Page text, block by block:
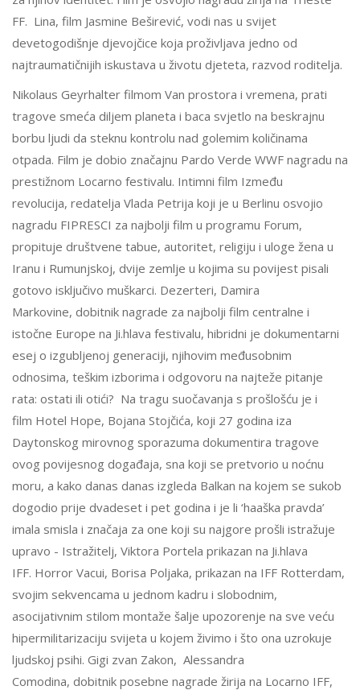
FF. Lina, film Jasmine Beširević, vodi nas u svijet
devetogodišnje djevojčice koja proživljava jedno od
najtraumatičnijih iskustava u životu djeteta, razvod roditelja.
Nikolaus Geyrhalter filmom Van prostora i vremena, prati
tragove smeća diljem planeta i baca svjetlo na beskrajnu
borbu ljudi da steknu kontrolu nad golemim količinama
otpada. Film je dobio značajnu Pardo Verde WWF nagradu na
prestižnom Locarno festivalu. Intimni film Između
revolucija, redatelja Vlada Petrija koji je u Berlinu osvojio
nagradu FIPRESCI za najbolji film u programu Forum,
propituje društvene tabue, autoritet, religiju i uloge žena u
Iranu i Rumunjskoj, dvije zemlje u kojima su povijest pisali
gotovo isključivo muškarci. Dezerteri, Damira
Markovine, dobitnik nagrade za najbolji film centralne i
istočne Europe na Ji.hlava festivalu, hibridni je dokumentarni
esej o izgubljenoj generaciji, njihovim međusobnim
odnosima, teškim izborima i odgovoru na najteže pitanje
rata: ostati ili otići? Na tragu suočavanja s prošlošću je i
film Hotel Hope, Bojana Stojčića, koji 27 godina iza
Daytonskog mirovnog sporazuma dokumentira tragove
ovog povijesnog događaja, sna koji se pretvorio u noćnu
moru, a kako danas danas izgleda Balkan na kojem se sukob
dogodio prije dvadeset i pet godina i je li ‘haaška pravda’
imala smisla i značaja za one koji su najgore prošli istražuje
upravo - Istražitelj, Viktora Portela prikazan na Ji.hlava
IFF. Horror Vacui, Borisa Poljaka, prikazan na IFF Rotterdam,
svojim sekvencama u jednom kadru i slobodnim,
asocijativnim stilom montaže šalje upozorenje na sve veću
hipermilitarizaciju svijeta u kojem živimo i što ona uzrokuje
ljudskoj psihi. Gigi zvan Zakon, Alessandra
Comodina, dobitnik posebne nagrade žirija na Locarno IFF,